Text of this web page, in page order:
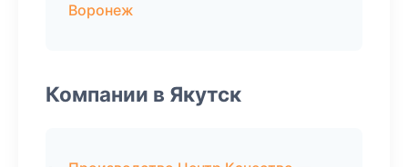
Воронеж
Компании в Якутск